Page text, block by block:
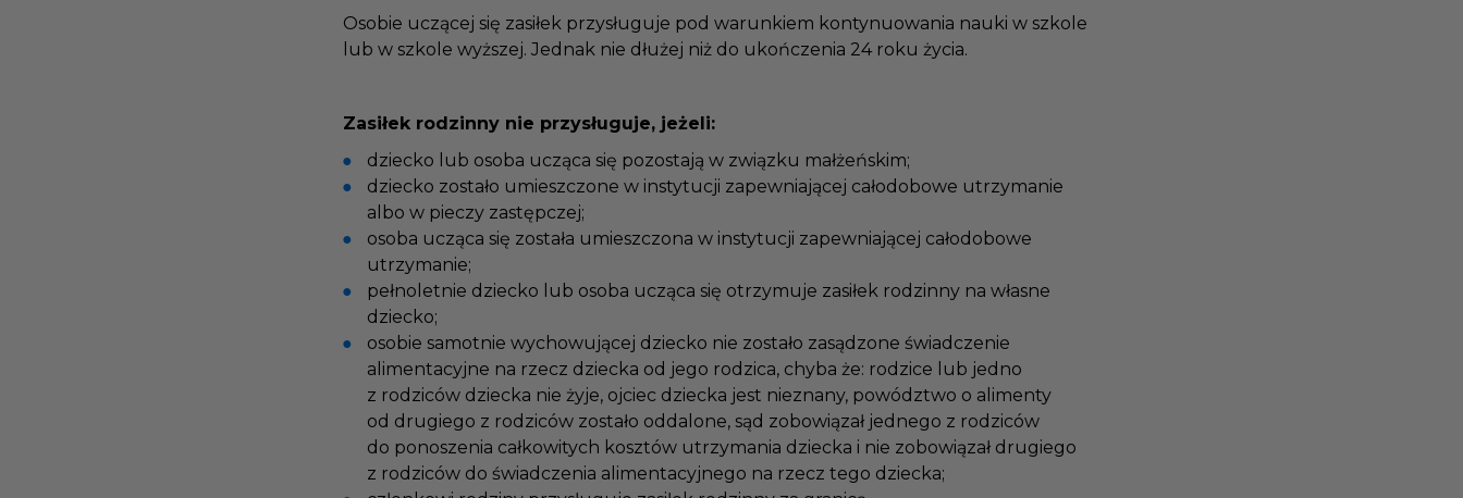
Osobie uczącej się zasiłek przysługuje pod warunkiem kontynuowania nauki w szkole
lub w szkole wyższej. Jednak nie dłużej niż do ukończenia 24 roku życia.
Zasiłek rodzinny nie przysługuje, jeżeli:
dziecko lub osoba ucząca się pozostają w związku małżeńskim;
dziecko zostało umieszczone w instytucji zapewniającej całodobowe utrzymanie
albo w pieczy zastępczej;
osoba ucząca się została umieszczona w instytucji zapewniającej całodobowe
utrzymanie;
pełnoletnie dziecko lub osoba ucząca się otrzymuje zasiłek rodzinny na własne
dziecko;
osobie samotnie wychowującej dziecko nie zostało zasądzone świadczenie
alimentacyjne na rzecz dziecka od jego rodzica, chyba że: rodzice lub jedno
z rodziców dziecka nie żyje, ojciec dziecka jest nieznany, powództwo o alimenty
od drugiego z rodziców zostało oddalone, sąd zobowiązał jednego z rodziców
do ponoszenia całkowitych kosztów utrzymania dziecka i nie zobowiązał drugiego
z rodziców do świadczenia alimentacyjnego na rzecz tego dziecka;